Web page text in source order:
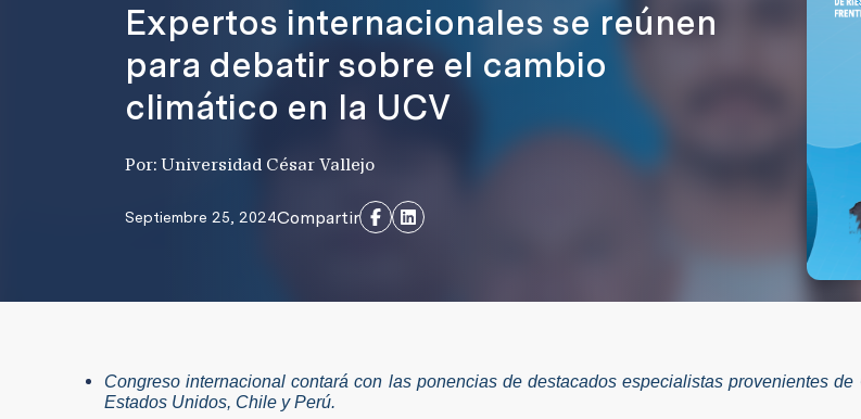
Expertos internacionales se reúnen
para debatir sobre el cambio
climático en la UCV
Por: Universidad César Vallejo
Septiembre 25, 2024Compartir
Congreso internacional contará con las ponencias de destacados especialistas provenientes de
Estados Unidos, Chile y Perú.